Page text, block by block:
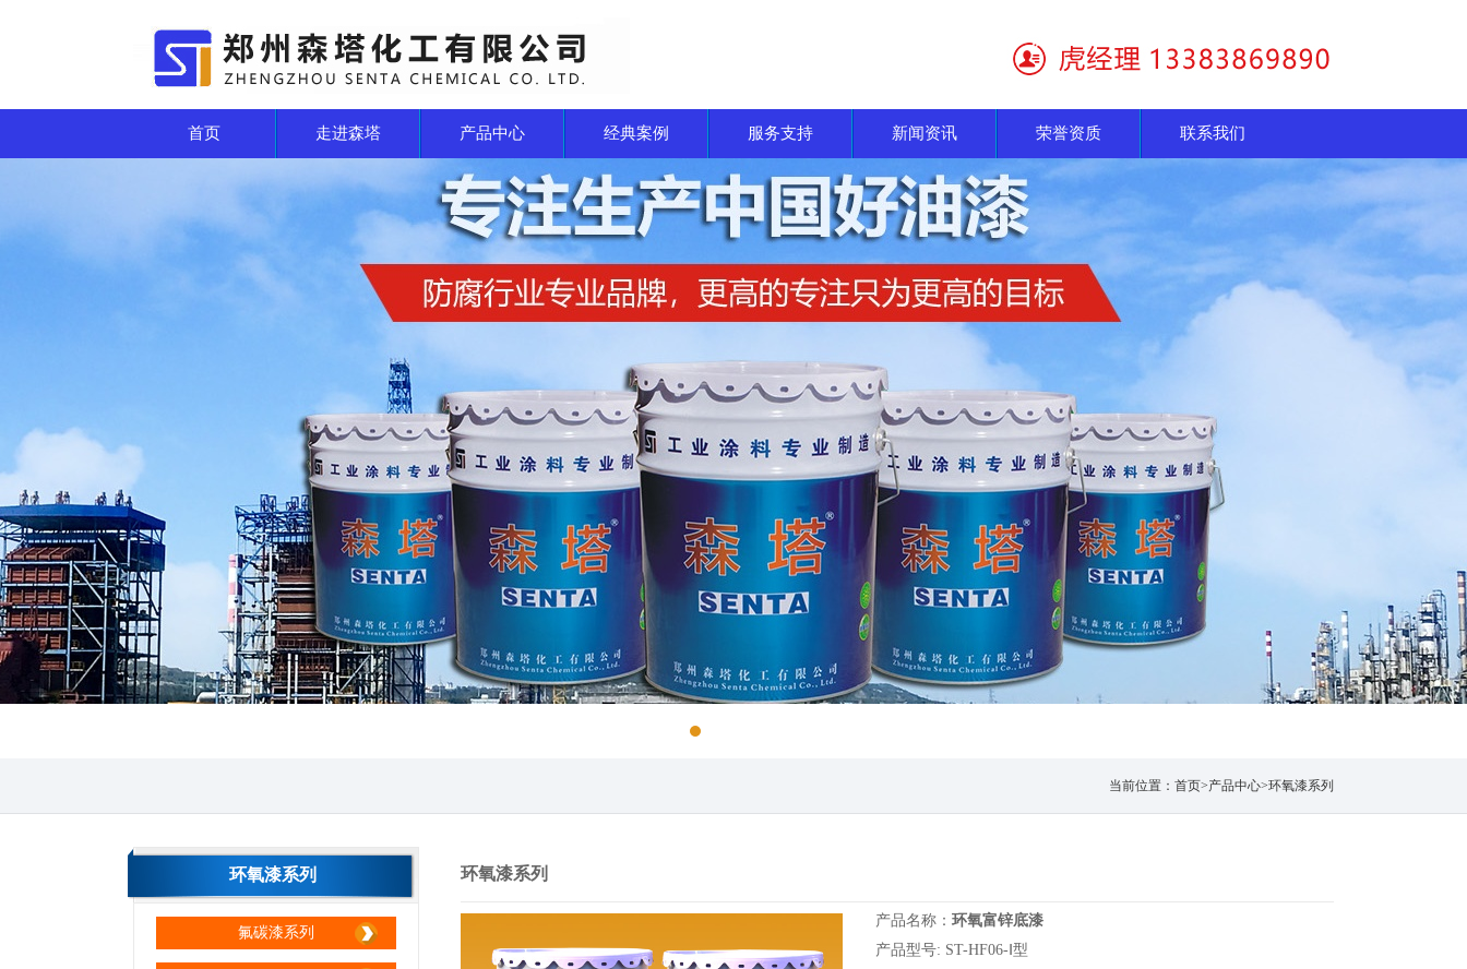
首页 走进森塔 产品中心 经典案例 服务支持 新闻资讯 荣誉资质 联系我们
当前位置： 首页>产品中心>环氧漆系列
环氧漆系列
氟碳漆系列
环氧漆系列
产品名称： 环氧富锌底漆
产品型号: ST-HF06-Ⅰ型